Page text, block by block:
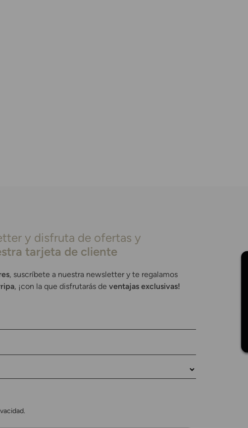
y disfruta de ofertas y
tarjeta de cliente
, suscríbete a nuestra newsletter y te regalamos
, ¡con la que disfrutarás de ventajas exclusivas!